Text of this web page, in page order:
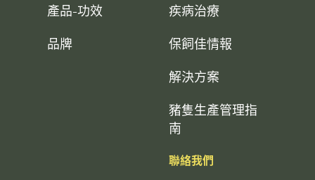
產品-功效
品牌
疾病治療
保飼佳情報
解決方案
豬隻生產管理指
南
聯絡我們